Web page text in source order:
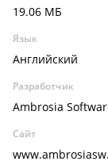
19.06 МБ
Язык
Английский
Разработчик
Ambrosia
Сайт